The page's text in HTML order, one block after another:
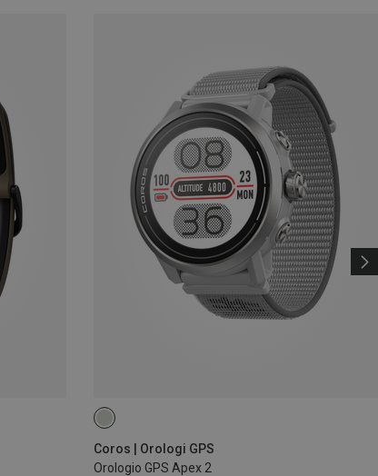
Coros | Orologi GPS
Orologio GPS Apex 2